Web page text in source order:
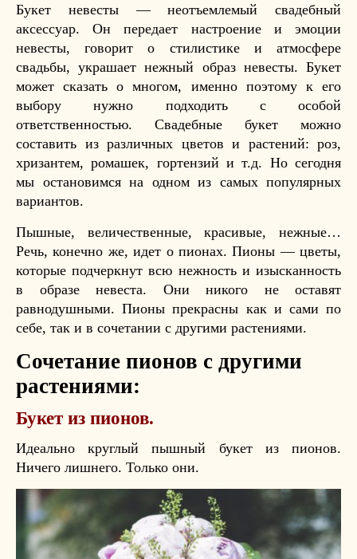
Букет невесты — неотъемлемый свадебный
аксессуар. Он передает настроение и эмоции
невесты, говорит о стилистике и атмосфере
свадьбы, украшает нежный образ невесты. Букет
может сказать о многом, именно поэтому к его
выбору нужно подходить с особой
ответственностью. Свадебные букет можно
составить из различных цветов и растений: роз,
хризантем, ромашек, гортензий и т.д. Но сегодня
мы остановимся на одном из самых популярных
вариантов.
Пышные, величественные, красивые, нежные…
Речь, конечно же, идет о пионах. Пионы — цветы,
которые подчеркнут всю нежность и изысканность
в образе невеста. Они никого не оставят
равнодушными. Пионы прекрасны как и сами по
себе, так и в сочетании с другими растениями.
Сочетание пионов с другими
растениями:
Букет из пионов.
Идеально круглый пышный букет из пионов.
Ничего лишнего. Только они.